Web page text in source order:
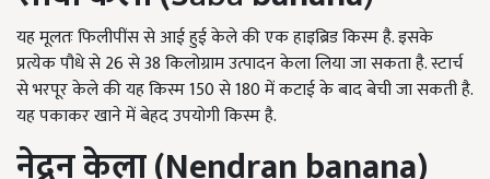
यह मूलतः फिलीपींस से आई हुई केले की एक हाइब्रिड किस्म है. इसके
प्रत्येक पौधे से 26 से 38 किलोग्राम उत्पादन केला लिया जा सकता है. स्टार्च
से भरपूर केले की यह किस्म 150 से 180 में कटाई के बाद बेची जा सकती है.
यह पकाकर खाने में बेहद उपयोगी किस्म है.